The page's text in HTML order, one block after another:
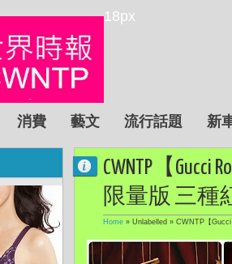
18px
消費 藝文 流行話題 新
CWNTP【
限量版 三種
Home » Unlabelled » CWNTP【Gucci